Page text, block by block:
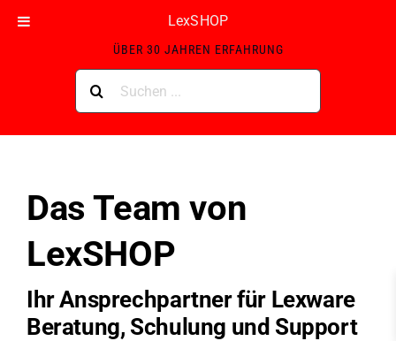
LexSHOP
ZERTIFIZIERTER LEXWARE GOLD-PARTNER MIT
ÜBER 30 JAHREN ERFAHRUNG
nach:
Das Team von
LexSHOP
Ihr Ansprechpartner für Lexware
Beratung, Schulung und Support